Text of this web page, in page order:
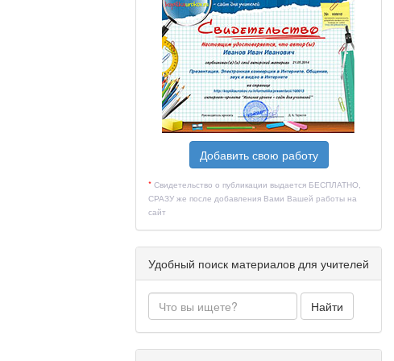
Добавить свою работу
* Свидетельство о публикации выдается БЕСПЛАТНО,
СРАЗУ же после добавления Вами Вашей работы на
сайт
Удобный поиск материалов для учителей
Найти